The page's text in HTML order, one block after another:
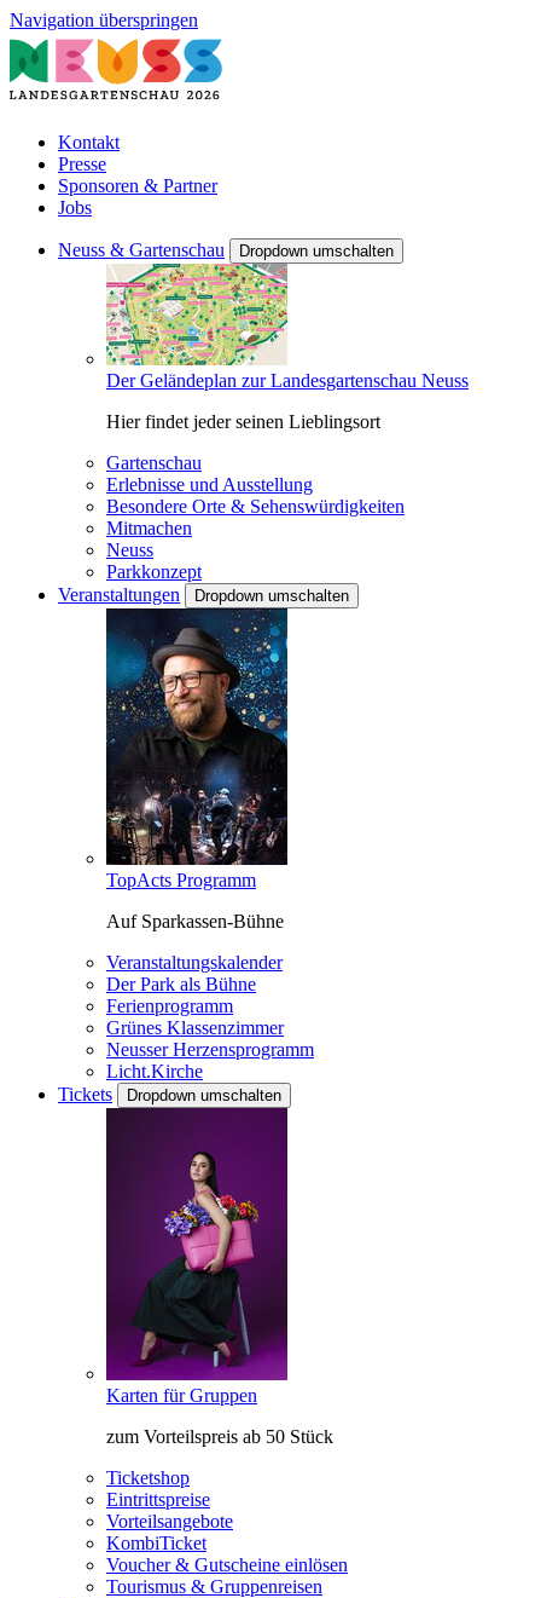
Navigation überspringen
Kontakt
Presse
Sponsoren & Partner
Jobs
Neuss & Gartenschau Dropdown umschalten
Der Geländeplan zur Landesgartenschau Neuss
Hier findet jeder seinen Lieblingsort
Gartenschau
Erlebnisse und Ausstellung
Besondere Orte & Sehenswürdigkeiten
Mitmachen
Neuss
Parkkonzept
Veranstaltungen
Dropdown umschalten
TopActs Programm
Auf Sparkassen-Bühne
Veranstaltungskalender
Der Park als Bühne
Ferienprogramm
Grünes Klassenzimmer
Neusser Herzensprogramm
Licht.Kirche
Tickets
Dropdown umschalten
Karten für Gruppen
zum Vorteilspreis ab 50 Stück
Ticketshop
Eintrittspreise
Vorteilsangebote
KombiTicket
Voucher & Gutscheine einlösen
Tourismus & Gruppenreisen